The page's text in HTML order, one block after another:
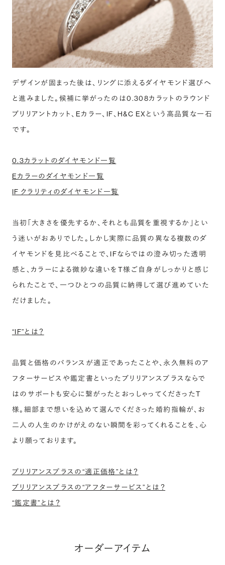
デザインが固まった後は、リングに添えるダイヤモンド選びへ
と進みました。候補に挙がったのは0.308カラットのラウンド
ブリリアントカット、Eカラー、IF、H&C EXという高品質な一石
です。
0.3カラットのダイヤモンド一覧
Eカラーのダイヤモンド一覧
IF クラリティのダイヤモンド一覧
当初「大きさを優先するか、それとも品質を重視するか」とい
う迷いがおありでした。しかし実際に品質の異なる複数のダ
イヤモンドを見比べることで、IFならではの澄み切った透明
感と、カラーによる微妙な違いをT様ご自身がしっかりと感じ
られたことで、一つひとつの品質に納得して選び進めていた
だけました。
“IF”とは？
品質と価格のバランスが適正であったことや、永久無料のア
フターサービスや鑑定書といったブリリアンスプラスならで
はのサポートも安心に繋がったとおっしゃってくださったT
様。細部まで想いを込めて選んでくださった婚約指輪が、お
二人の人生のかけがえのない瞬間を彩ってくれることを、心
より願っております。
ブリリアンスプラスの“適正価格”とは？
ブリリアンスプラスの“アフターサービス”とは？
“鑑定書”とは？
オーダーアイテム